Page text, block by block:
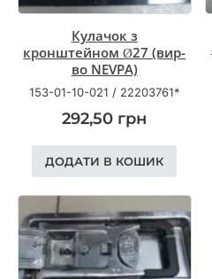
Кулачок з
кронштейном Ø27 (вир-
во NEVPA)
153-01-10-021 / 22203761*
292,50 грн
ДОДАТИ В КОШИК